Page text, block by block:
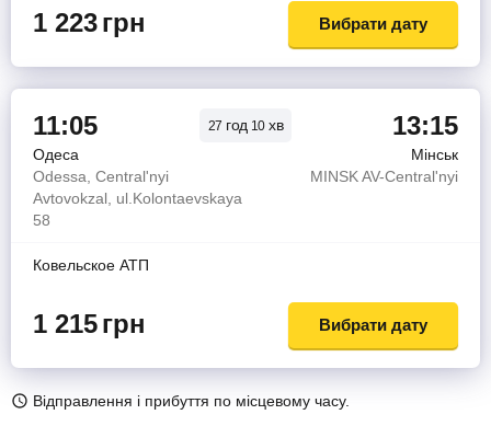
1 223грн Вибрати дату
11:05 27 год 10 хв 13:15
Одеса
Мінськ
Odessa, Central'nyi
Avtovokzal, ul.Kolontaevskaya
58
MINSK AV-Central'nyi
Ковельское АТП
1 215грн Вибрати дату
Відправлення і прибуття по місцевому часу.